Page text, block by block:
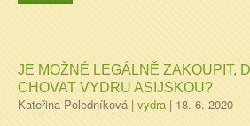
JE MOŽNÉ LEGÁLNĚ ZAKOUPIT,
CHOVAT VYDRU ASIJSKOU?
Kateřina Poledníková | vydra | 18. 6. 2020